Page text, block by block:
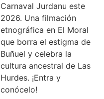
Carnaval Jurdanu este
2026. Una filmación
etnográfica en El Moral
que borra el estigma de
Buñuel y celebra la
cultura ancestral de Las
Hurdes. ¡Entra y
conócelo!